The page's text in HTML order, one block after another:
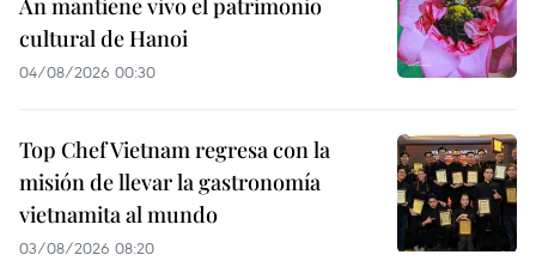
An mantiene vivo el patrimonio
cultural de Hanoi
04/08/2026 00:30
Top Chef Vietnam regresa con la
misión de llevar la gastronomía
vietnamita al mundo
03/08/2026 08:20